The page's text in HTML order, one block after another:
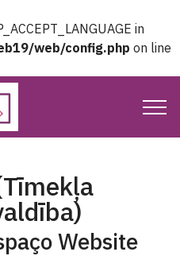
in
web/config.php on line
Website